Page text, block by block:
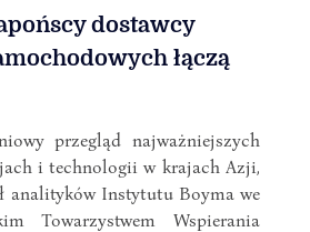
dostawcy
łączą
przegląd najważniejszych
i technologii w krajach Azji,
analityków Instytutu Boyma we
Towarzystwem Wspierania